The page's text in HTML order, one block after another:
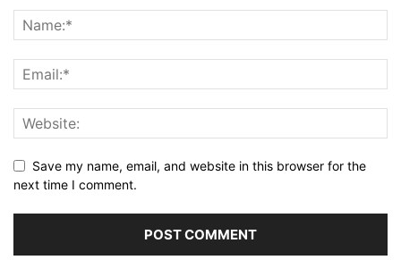
Save my name, email, and website in this browser for the
next time I comment.